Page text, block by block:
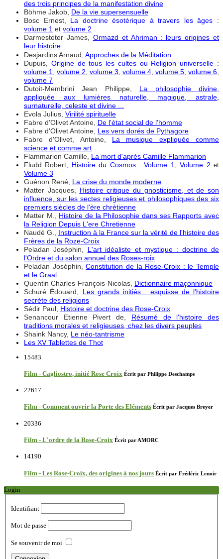
des trois principes de la manifestation divine
Böhme Jakob, De la vie supersensuelle
Bosc Ernest, La doctrine ésotérique à travers les âges :
volume 1 et volume 2
Darmesteter James, Ormazd et Ahriman : leurs origines et
leur histoire
Desjardins Arnaud, Approches de la Méditation
Dupuis, Origine de tous les cultes ou Religion universelle :
volume 1
volume 2 volume 3 volume 4 volume 5 volume 6
volume 7
Dutoit-Membrini Jean Philippe, La philosophie divine,
appliquée aux lumières naturelle, magique, astrale,
surnaturelle, celeste et divine ...
Evola Julius, Virilité spirituelle
Fabre d'Olivet Antoine, De l'état social de l'homme
Fabre d'Olivet Antoine, Les vers dorés de Pythagore
Fabre d'Olivet, Antoine, La musique expliquée comme
science et comme art
Flammarion Camille, La mort d'après Camille Flammarion
Fludd Robert, Histoire du Cosmos :Volume 1 ,Volume 2 et
Volume 3
Guénon René, La crise du monde moderne
Matter Jacques, Histoire critique du gnosticisme, et de son
influence, sur les sectes religieuses et philosophiques des six
premiers siècles de l'ère chrètienne
Matter M., Histoire de la Philosophie dans ses Rapports avec
la Religion Depuis L'ere Chretienne
Naudé G., Instruction à la France sur la vérité de l'histoire des
Frères de la Roze-Croix
Peladan Joséphin, L'art idéaliste et mystique : doctrine de
l'Ordre et du salon annuel des Roses-roix
Peladan Joséphin,Constitution de la Rose-Croix : le Temple
et le Graal
Quentin Charles-François-Nicolas, Dictionnaire maçonnique
Schuré Édouard, Les grands initiés : esquisse de l'histoire
secrète des religions
Sédir Paul, Histoire et doctrine des Rose-Croix
Senancour Etienne Pivert de, Résumé de l'histoire des
traditions morales et religieuses, chez les divers peuples
Shaink Nancy, Le néo-tantrisme
Les XV Tablettes de Thot
15483
Film - Cagliostro, initié Rose Croix Écrit par Philippe Deschamps
22617
Film - Comment ouvrir la Porte des Eléments Écrit par Jacques Breyer
20336
Film - L'ordre de la Rose-Croix Écrit par AMORC
14190
Film - Les Rose-Croix, des origines à nos jours Écrit par Frédéric Lenoir
Login
Identifiant
Mot de passe
Se souvenir de moi